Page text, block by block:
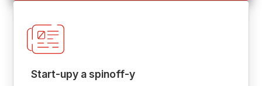
Start-upy a spinoff-y